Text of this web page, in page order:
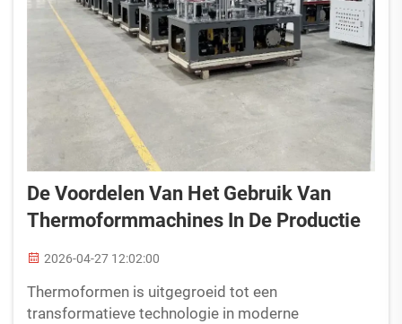
De Voordelen Van Het Gebruik Van
Thermoformmachines In De Productie
2026-04-27 12:02:00
Thermoformen is uitgegroeid tot een
transformatieve technologie in moderne